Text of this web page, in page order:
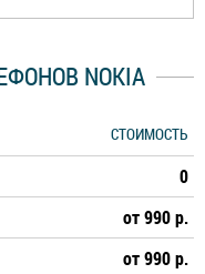
NOKIA
СТОИМОСТЬ
0
от 990 р.
от 990 р.